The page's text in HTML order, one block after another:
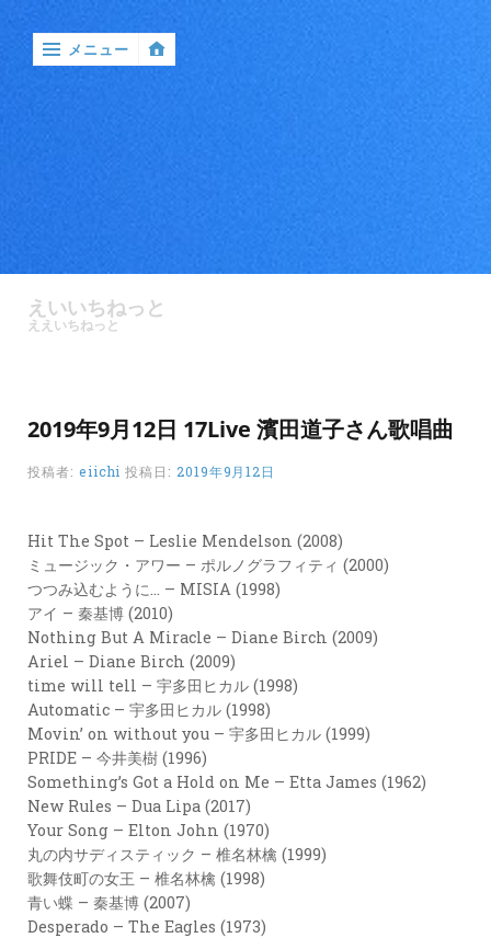
ケ
ー
ン
ル
ー
ド
LINK
メニュー
えいいちねっと
ええいちねっと
2019年9月12日 17Live 濱田道子さん歌唱曲
投稿者: eiichi 投稿日: 2019年9月12日
Hit The Spot – Leslie Mendelson (2008)
ミュージック・アワー – ポルノグラフィティ (2000)
つつみ込むように… – MISIA (1998)
アイ – 秦基博 (2010)
Nothing But A Miracle – Diane Birch (2009)
Ariel – Diane Birch (2009)
time will tell – 宇多田ヒカル (1998)
Automatic – 宇多田ヒカル (1998)
Movin’ on without you – 宇多田ヒカル (1999)
PRIDE – 今井美樹 (1996)
Something’s Got a Hold on Me – Etta James (1962)
New Rules – Dua Lipa (2017)
Your Song – Elton John (1970)
丸の内サディスティック – 椎名林檎 (1999)
歌舞伎町の女王 – 椎名林檎 (1998)
青い蝶 – 秦基博 (2007)
Desperado – The Eagles (1973)